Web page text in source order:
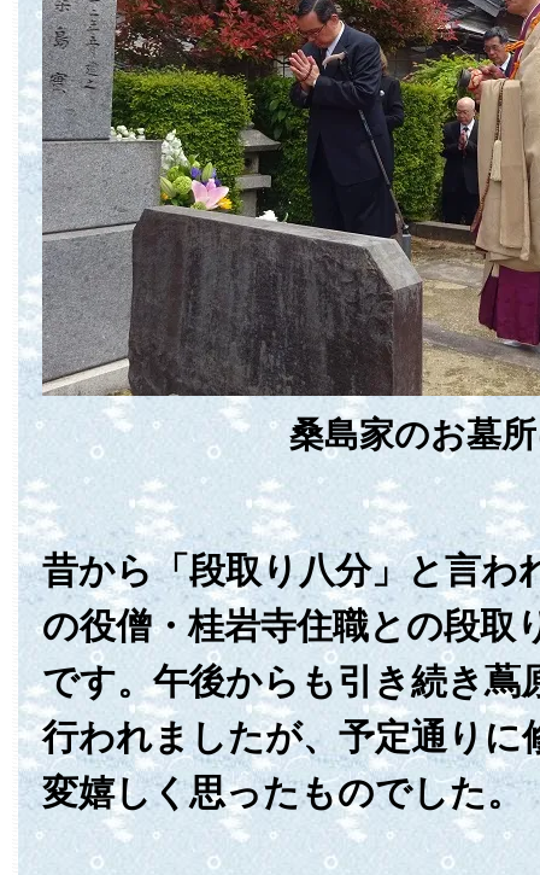
桑島家のお墓
昔から「段取り八分」と言わ
の役僧・桂岩寺住職との段取
です。午後からも引き続き蔦
行われましたが、予定通りに
変嬉しく思ったものでした。